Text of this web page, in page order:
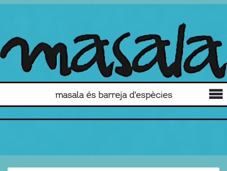
masala és barreja d'espècies